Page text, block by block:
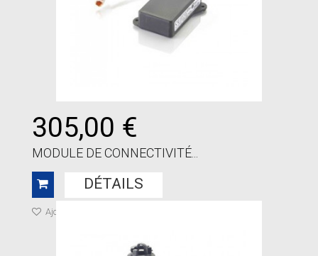
305,00 €
MODULE DE CONNECTIVITÉ...
DÉTAILS
Ajouter à ma liste de cadeaux